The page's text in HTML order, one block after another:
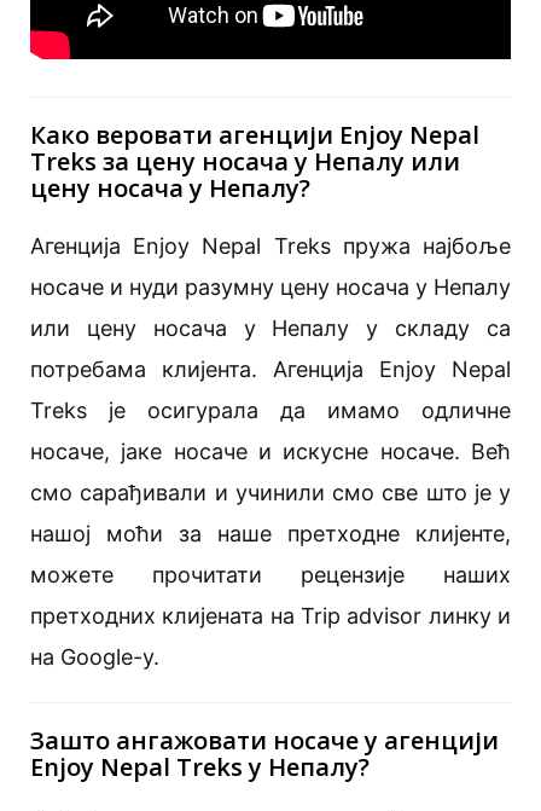
Како веровати агенцији Enjoy Nepal
Treks за цену носача у Непалу или
цену носача у Непалу?
Агенција Enjoy Nepal Treks пружа најбоље
носаче и нуди разумну цену носача у Непалу
или цену носача у Непалу у складу са
потребама клијента. Агенција Enjoy Nepal
Treks је осигурала да имамо одличне
носаче, јаке носаче и искусне носаче. Већ
смо сарађивали и учинили смо све што је у
нашој моћи за наше претходне клијенте,
можете прочитати рецензије наших
претходних клијената на Trip advisor линку и
на Google-у.
Зашто ангажовати носаче у агенцији
Enjoy Nepal Treks у Непалу?